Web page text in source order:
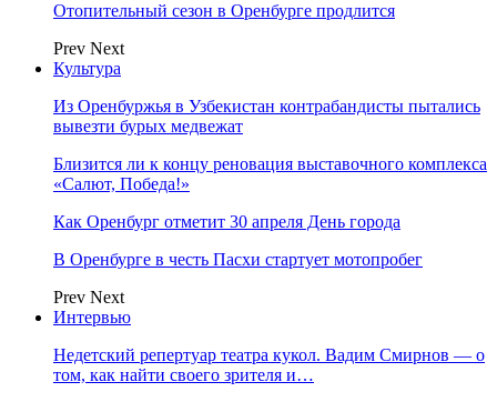
Отопительный сезон в Оренбурге продлится
Prev Next
Культура
Из Оренбуржья в Узбекистан контрабандисты пытались
вывезти бурых медвежат
Близится ли к концу реновация выставочного комплекса
«Салют, Победа!»
Как Оренбург отметит 30 апреля День города
В Оренбурге в честь Пасхи стартует мотопробег
Prev Next
Интервью
Недетский репертуар театра кукол. Вадим Смирнов — о
том, как найти своего зрителя и…